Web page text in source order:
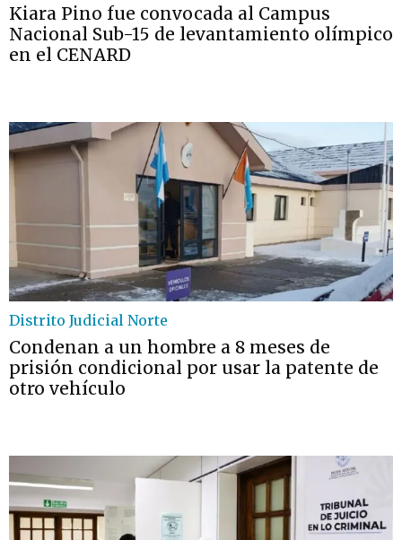
Kiara Pino fue convocada al Campus
Nacional Sub-15 de levantamiento olímpico
en el CENARD
Distrito Judicial Norte
Condenan a un hombre a 8 meses de
prisión condicional por usar la patente de
otro vehículo